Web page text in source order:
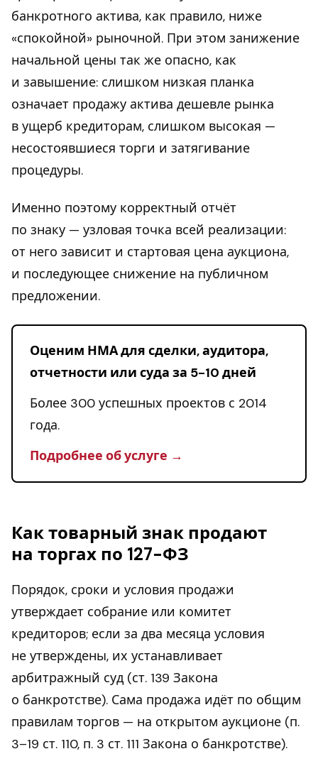
банкротного актива, как правило, ниже
«спокойной» рыночной. При этом занижение
начальной цены так же опасно, как
и завышение: слишком низкая планка
означает продажу актива дешевле рынка
в ущерб кредиторам, слишком высокая —
несостоявшиеся торги и затягивание
процедуры.
Именно поэтому корректный отчёт
по знаку — узловая точка всей реализации:
от него зависит и стартовая цена аукциона,
и последующее снижение на публичном
предложении.
Оценим НМА для сделки, аудитора,
отчетности или суда за 5-10 дней
Более 300 успешных проектов с 2014
года.
Подробнее об услуге →
Как товарный знак продают
на торгах по 127-ФЗ
Порядок, сроки и условия продажи
утверждает собрание или комитет
кредиторов; если за два месяца условия
не утверждены, их устанавливает
арбитражный суд (ст. 139 Закона
о банкротстве). Сама продажа идёт по общим
правилам торгов — на открытом аукционе (п.
3–19 ст. 110, п. 3 ст. 111 Закона о банкротстве).